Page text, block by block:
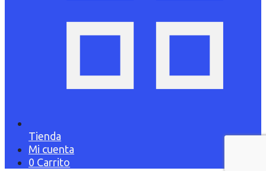
Tienda
Mi cuenta
0 Carrito